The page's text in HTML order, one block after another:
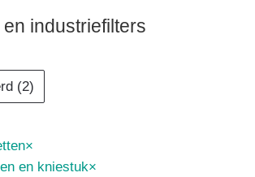
industriefilters
(2)
×
en kniestuk×